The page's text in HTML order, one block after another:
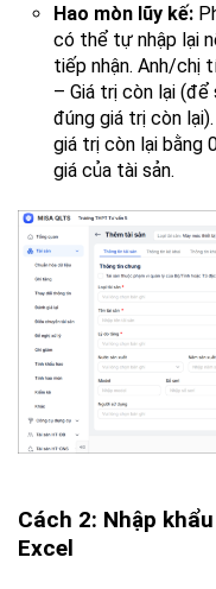
Hao mòn lũy kế:
có thể tự nhập lại
tiếp nhận. Anh/chị
– Giá trị còn lại (để
đúng giá trị còn
giá trị còn lại bằng
giá của tài sản.
Cách 2: Nhập
Excel